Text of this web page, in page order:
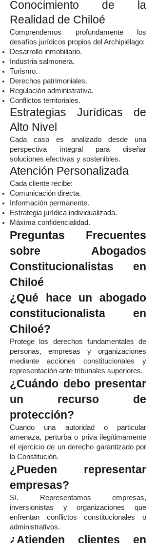
Conocimiento de la
Realidad de Chiloé
Comprendemos profundamente los
desafíos jurídicos propios del Archipiélago:
Desarrollo inmobiliario.
Industria salmonera.
Turismo.
Derechos patrimoniales.
Regulación administrativa.
Conflictos territoriales.
Estrategias Jurídicas de
Alto Nivel
Cada caso es analizado desde una
perspectiva integral para diseñar
soluciones efectivas y sostenibles.
Atención Personalizada
Cada cliente recibe:
Comunicación directa.
Información permanente.
Estrategia jurídica individualizada.
Máxima confidencialidad.
Preguntas Frecuentes
sobre Abogados
Constitucionalistas en
Chiloé
¿Qué hace un abogado
constitucionalista en
Chiloé?
Protege los derechos fundamentales de
personas, empresas y organizaciones
mediante acciones constitucionales y
representación ante tribunales superiores.
¿Cuándo debo presentar
un recurso de
protección?
Cuando una autoridad o particular
amenaza, perturba o priva ilegítimamente
el ejercicio de un derecho garantizado por
la Constitución.
¿Pueden representar
empresas?
Sí. Representamos empresas,
inversionistas y organizaciones que
enfrentan conflictos constitucionales o
administrativos.
¿Atienden clientes en